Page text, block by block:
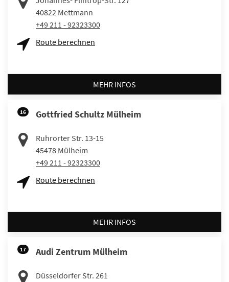
40822 Mettmann
+49 211 - 92323300
Route berechnen
MEHR INFOS
16 Gottfried Schultz Mülheim
Ruhrorter Str. 13-15
45478 Mülheim
+49 211 - 92323300
Route berechnen
MEHR INFOS
17 Audi Zentrum Mülheim
Düsseldorfer Str. 261